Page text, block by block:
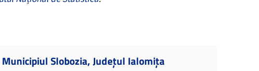
Slobozia, Județul Ialomița